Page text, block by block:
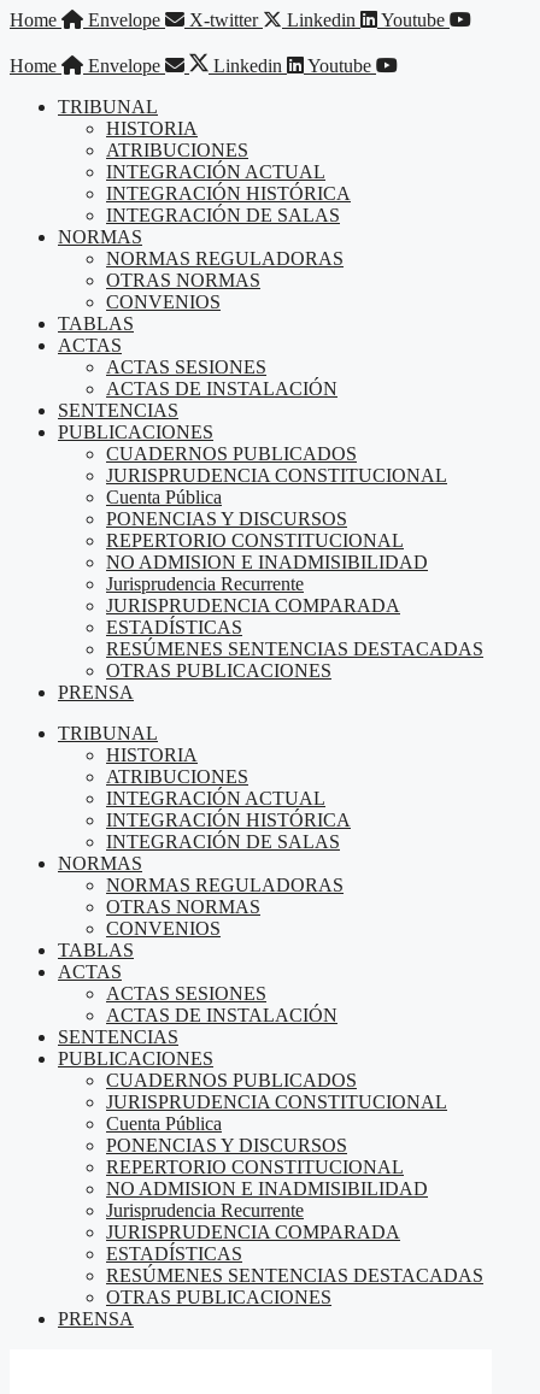
Saltar
contenido
Home Envelope X-twitter Linkedin Youtube
Home Envelope Linkedin
Youtube
TRIBUNAL
HISTORIA
ATRIBUCIONES
INTEGRACIÓN ACTUAL
INTEGRACIÓN HISTÓRICA
INTEGRACIÓN DE SALAS
NORMAS
NORMAS REGULADORAS
OTRAS NORMAS
CONVENIOS
TABLAS
ACTAS
ACTAS SESIONES
ACTAS DE INSTALACIÓN
SENTENCIAS
PUBLICACIONES
CUADERNOS PUBLICADOS
JURISPRUDENCIA CONSTITUCIONAL
Cuenta Pública
PONENCIAS Y DISCURSOS
REPERTORIO CONSTITUCIONAL
NO ADMISION E INADMISIBILIDAD
Jurisprudencia Recurrente
JURISPRUDENCIA COMPARADA
ESTADÍSTICAS
RESÚMENES SENTENCIAS DESTACADAS
OTRAS PUBLICACIONES
PRENSA
TRIBUNAL
HISTORIA
ATRIBUCIONES
INTEGRACIÓN ACTUAL
INTEGRACIÓN HISTÓRICA
INTEGRACIÓN DE SALAS
NORMAS
NORMAS REGULADORAS
OTRAS NORMAS
CONVENIOS
TABLAS
ACTAS
ACTAS SESIONES
ACTAS DE INSTALACIÓN
SENTENCIAS
PUBLICACIONES
CUADERNOS PUBLICADOS
JURISPRUDENCIA CONSTITUCIONAL
Cuenta Pública
PONENCIAS Y DISCURSOS
REPERTORIO CONSTITUCIONAL
NO ADMISION E INADMISIBILIDAD
Jurisprudencia Recurrente
JURISPRUDENCIA COMPARADA
ESTADÍSTICAS
RESÚMENES SENTENCIAS DESTACADAS
OTRAS PUBLICACIONES
PRENSA